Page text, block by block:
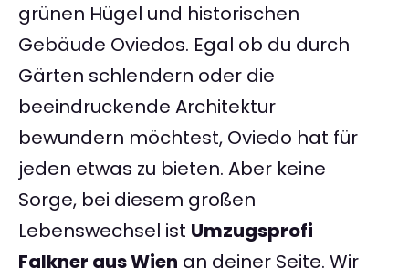
grünen Hügel und historischen
Gebäude Oviedos. Egal ob du durch
Gärten schlendern oder die
beeindruckende Architektur
bewundern möchtest, Oviedo hat für
jeden etwas zu bieten. Aber keine
Sorge, bei diesem großen
Lebenswechsel ist Umzugsprofi
Falkner aus Wien an deiner Seite. Wir